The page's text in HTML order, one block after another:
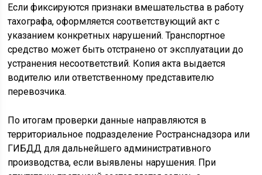
Если фиксируются признаки вмешательства в работу
тахографа, оформляется соответствующий акт с
указанием конкретных нарушений. Транспортное
средство может быть отстранено от эксплуатации до
устранения несоответствий. Копия акта выдается
водителю или ответственному представителю
перевозчика.
По итогам проверки данные направляются в
территориальное подразделение Ространснадзора или
ГИБДД для дальнейшего административного
производства, если выявлены нарушения. При